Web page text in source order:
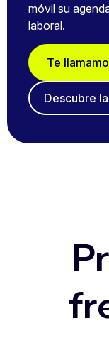
móvil su
laboral.
Te
Descubre